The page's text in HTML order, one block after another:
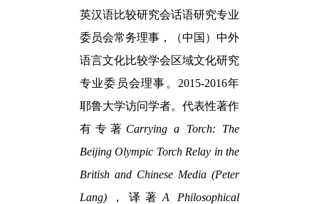
英汉语比较研究会话语研究专业
委员会常务理事，（中国）中外
语言文化比较学会区域文化研究
专业委员会理事。 2015-2016年
耶鲁大学访问学者。代表性著作
有专著 Carrying a Torch: The
Beijing Olympic Torch Relay in the
British and Chinese Media (Peter
Lang) ，译著 A Philosophical